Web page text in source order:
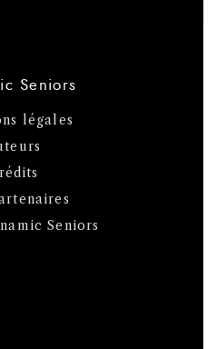
Seniors
légales
Seniors